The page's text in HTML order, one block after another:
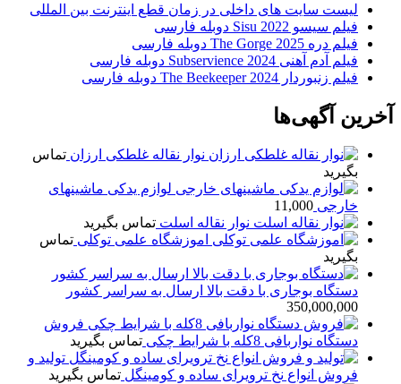
لیست سایت های داخلی در زمان قطع اینترنت بین المللی
فیلم سیسو 2022 Sisu دوبله فارسی
فیلم دره The Gorge 2025 دوبله فارسی
فیلم آدم آهنی Subservience 2024 دوبله فارسی
فیلم زنبوردار The Beekeeper 2024 دوبله فارسی
آخرین آگهی‌ها
نوار نقاله غلطکی ارزان تماس
بگیرید
لوازم یدکی ماشینهای
خارجی 11,000
نوار نقاله اسلت تماس بگیرید
اموزشگاه علمی توکلی تماس
بگیرید
دستگاه بوجاری با دقت بالا ارسال به سراسر کشور
350,000,000
فروش
دستگاه نواربافی 8کله با شرایط چکی
تماس بگیرید
تولید و
فروش انواع نخ ترویرای ساده و کومینگل تماس بگیرید